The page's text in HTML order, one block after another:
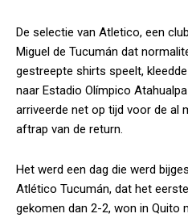
De selectie van Atletico, een
Miguel de Tucumán dat
gestreepte shirts speelt,
naar Estadio Olímpico
arriveerde net op tijd voor de al
aftrap van de return.
Het werd een dag die werd
Atlético Tucumán, dat het
gekomen dan 2-2, won in Quito